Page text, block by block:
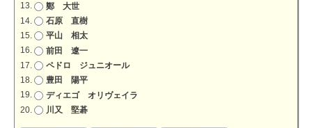
鄭 大世
石原 直樹
平山 相太
前田 遼一
ペドロ ジュニオール
豊田 陽平
ディエゴ オリヴェイラ
川又 堅碁